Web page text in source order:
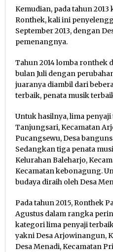
Kemudian, pada tahun
Ronthek, kali ini
September 2013, dengan
pemenangnya.
Tahun 2014 lomba ronthek
bulan Juli dengan
juaranya diambil dari
terbaik, penata musik
Untuk hasilnya, lima penyaji
Tanjungsari, Kecamatan
Pucangsewu, Desa
Sedangkan tiga penata
Kelurahan Baleharjo,
Kecamatan kebonagung.
budaya diraih oleh Desa
Pada tahun 2015, Ronthek
Agustus dalam rangka
kategori lima penyaji
yakni Desa Arjowinangun,
Desa Menadi, Kecamatan